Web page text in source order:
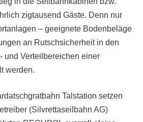
zigtausend Gäste. Denn nur
– geeignete Bodenbeläge
an Rutschsicherheit in den
und Verteilbereichen einer
werden.
Talstation setzen
(Silvrettaseilbahn AG)